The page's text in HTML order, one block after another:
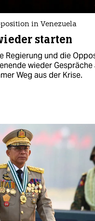
in Venezuela
starten
Regierung und die
wieder Gespräche
Weg aus der Krise.